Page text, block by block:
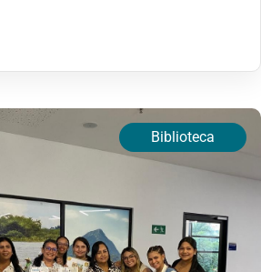
universitaria a descubrir
Biblioteca